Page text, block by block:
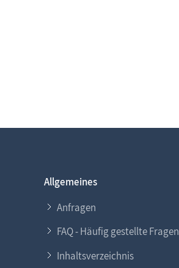
Allgemeines
Anfragen
FAQ - Häufig gestellte Fragen
Inhaltsverzeichnis